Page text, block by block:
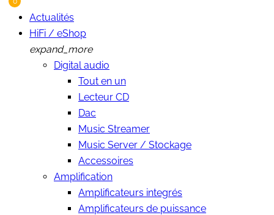
Actualités
HiFi / eShop
expand_more
Digital audio
Tout en un
Lecteur CD
Dac
Music Streamer
Music Server / Stockage
Accessoires
Amplification
Amplificateurs integrés
Amplificateurs de puissance